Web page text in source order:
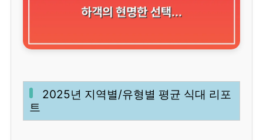
2025년 지역별/유형별 평균 식대 리포
트